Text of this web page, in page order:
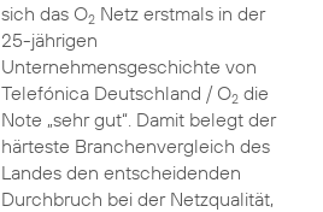
sich das O2Netz erstmals in der
25-jährigen
Unternehmensgeschichte von
Telefónica Deutschland / O2die
Note „sehr gut“. Damit belegt der
härteste Branchenvergleich des
Landes den entscheidenden
Durchbruch bei der Netzqualität,